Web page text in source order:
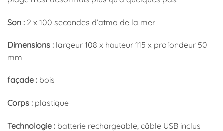
Son : 2 x 100 secondes d’atmo de la mer
Dimensions : largeur 108 x hauteur 115 x profondeur 50
mm
façade : bois
Corps : plastique
Technologie : batterie rechargeable, câble USB inclus